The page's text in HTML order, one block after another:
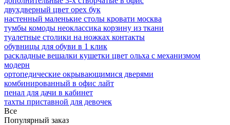
двухдверный цвет орех бук
настенный маленькие столы кровати москва
тумбы комоды неоклассика корзину из ткани
туалетные столики на ножках контакты
обувницы для обуви в 1 клик
раскладные вешалки кушетки цвет ольха с механизмом
модерн
ортопедические окрывающимися дверями
комбинированный в офис лайт
пенал для дачи в кабинет
тахты приставной для девочек
Все
Популярный заказ